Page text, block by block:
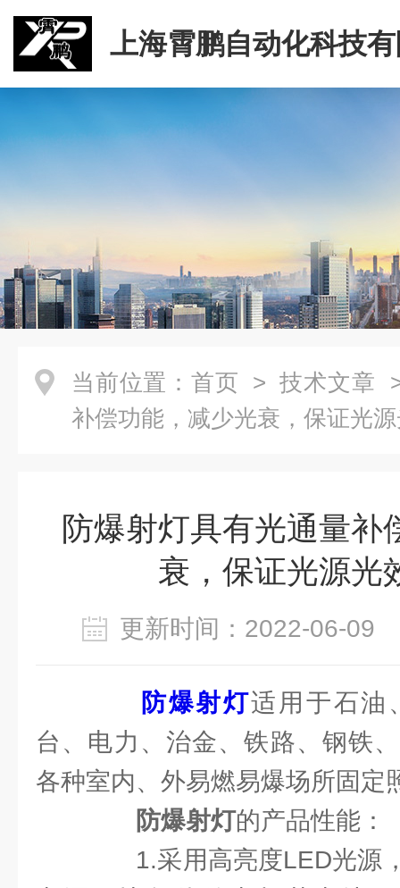
上海霄鹏自动化科技
当前位置： 首页 > 技术文章
补偿功能，减少光衰，保证光
防爆射灯具有光通量补
衰，保证光源光
更新时间：2022-06-
防爆射灯适用于石油
台、电力、治金、铁路、钢铁
各种室内、外易燃易爆场所固定
防爆射灯的产品性能：
1.采用高亮度LED光源